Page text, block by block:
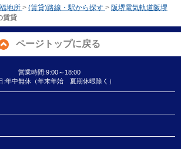
地所 > (賃貸)路線・駅から探す > 阪堺電気軌道阪堺
賃貸
ページトップに戻る
営業時間:9:00～18:00
:年中無休（年末年始 夏期休暇除く）